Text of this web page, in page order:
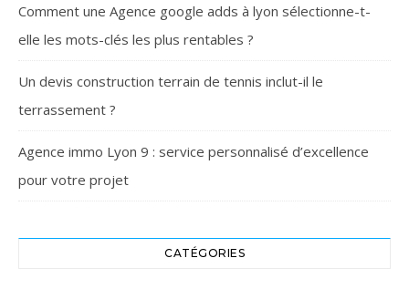
Comment une Agence google adds à lyon sélectionne-t-
elle les mots-clés les plus rentables ?
Un devis construction terrain de tennis inclut-il le
terrassement ?
Agence immo Lyon 9 : service personnalisé d’excellence
pour votre projet
CATÉGORIES